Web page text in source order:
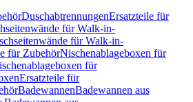
DuschabtrennungenErsatzteile für
für Walk-in-
für Walk-in-
für ZubehörNischenablageboxen für
für
Ersatzteile für
BadewannenBadewannen aus